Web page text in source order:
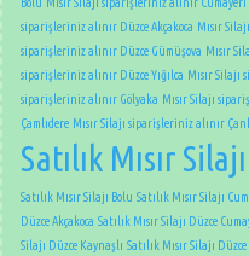
siparişleriniz alınır Düzce Akçakoca Mısır
siparişleriniz alınır Düzce Gümüşova Mısır
siparişleriniz alınır Düzce Yığılca Mısır
siparişleriniz alınır Gölyaka Mısır Silajı
Çamlıdere Mısır Silajı siparişleriniz alınır
Satılık Mısır Silajı
Satılık Mısır Silajı Bolu Satılık Mısır Silajı
Düzce Akçakoca Satılık Mısır Silajı Düzce
Silajı Düzce Kaynaşlı Satılık Mısır Silajı Düzce